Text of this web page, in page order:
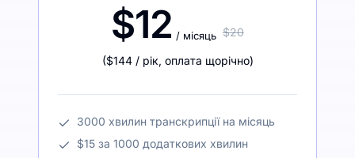
$12 / місяць $20
($144 / рік, оплата щорічно)
3000 хвилин транскрипції на місяць
$15 за 1000 додаткових хвилин